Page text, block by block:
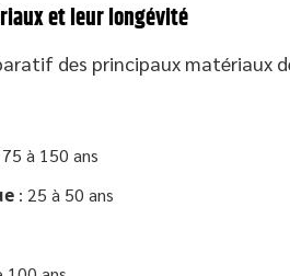
et leur longévité
des principaux matériaux
à 150 ans
: 25 à 50 ans